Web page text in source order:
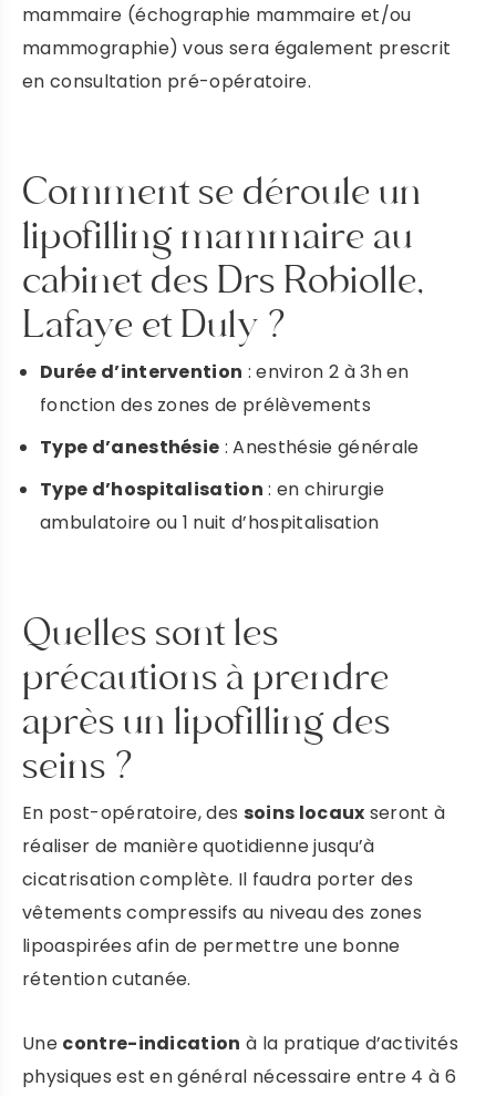
mammaire (échographie mammaire et/ou
mammographie) vous sera également prescrit
en consultation pré-opératoire.
Comment se déroule un
lipofilling mammaire au
cabinet des Drs Robiolle,
Lafaye et Duly ?
Durée d’intervention : environ 2 à 3h en
fonction des zones de prélèvements
Type d’anesthésie : Anesthésie générale
Type d’hospitalisation : en chirurgie
ambulatoire ou 1 nuit d’hospitalisation
Quelles sont les
précautions à prendre
après un lipofilling des
seins ?
En post-opératoire, des soins locaux seront à
réaliser de manière quotidienne jusqu’à
cicatrisation complète. Il faudra porter des
vêtements compressifs au niveau des zones
lipoaspirées afin de permettre une bonne
rétention cutanée.
Une contre-indication à la pratique d’activités
physiques est en général nécessaire entre 4 à 6
PRENDRE RENDEZ-VOUS
DR DULY
PRENDRE RENDEZ VOUS
DR LAFAYE
PRENDRE RENDEZ-VOUS